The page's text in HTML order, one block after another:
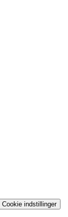
Cookie indstillinger